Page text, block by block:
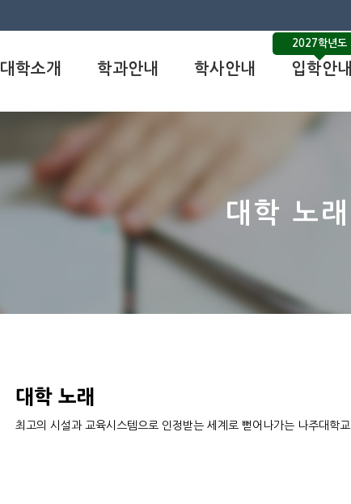
대학소개 학과안내 학사안내 입학안내
2027학년도
대학 노래
대학 노래
최고의 시설과 교육시스템으로 인정받는 세계로 뻗어나가는 나주대학교.